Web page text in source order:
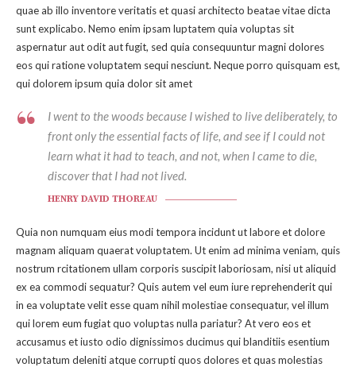
quae ab illo inventore veritatis et quasi architecto beatae vitae dicta
sunt explicabo. Nemo enim ipsam luptatem quia voluptas sit
aspernatur aut odit aut fugit, sed quia consequuntur magni dolores
eos qui ratione voluptatem sequi nesciunt. Neque porro quisquam est,
qui dolorem ipsum quia dolor sit amet
I went to the woods because I wished to live deliberately, to
front only the essential facts of life, and see if I could not
learn what it had to teach, and not, when I came to die,
discover that I had not lived.
HENRY DAVID THOREAU
Quia non numquam eius modi tempora incidunt ut labore et dolore
magnam aliquam quaerat voluptatem. Ut enim ad minima veniam, quis
nostrum rcitationem ullam corporis suscipit laboriosam, nisi ut aliquid
ex ea commodi sequatur? Quis autem vel eum iure reprehenderit qui
in ea voluptate velit esse quam nihil molestiae consequatur, vel illum
qui lorem eum fugiat quo voluptas nulla pariatur? At vero eos et
accusamus et iusto odio dignissimos ducimus qui blanditiis esentium
voluptatum deleniti atque corrupti quos dolores et quas molestias